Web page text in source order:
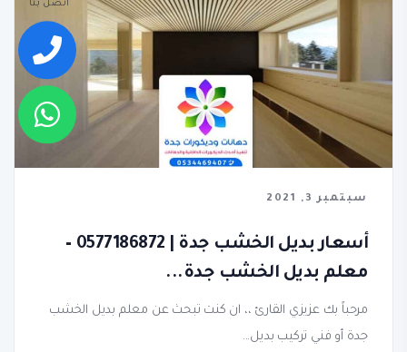
سبتمبر 3, 2021
أسعار بديل الخشب جدة | 0577186872 –
معلم بديل الخشب جدة...
مرحباً بك عزيزي القارئ ،، ان كنت تبحث عن معلم بديل الخشب
جدة أو فني تركيب بديل...
اتصل بنا